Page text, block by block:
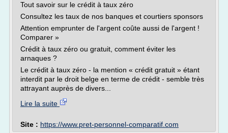
Tout savoir sur le crédit à taux zéro
Consultez les taux de nos banques et courtiers sponsors
Attention emprunter de l'argent coûte aussi de l'argent !
Comparer »
Crédit à taux zéro ou gratuit, comment éviter les
arnaques ?
Le crédit à taux zéro - la mention « crédit gratuit » étant
interdit par le droit belge en terme de crédit - semble très
attrayant auprès de divers...
Lire la suite
Site : https://www.pret-personnel-comparatif.com